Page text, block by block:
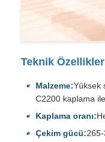
Teknik Özellikler
Malzeme:Yüksek
C2200 kaplama ile
Kaplama oranı:
Çekim gücü: